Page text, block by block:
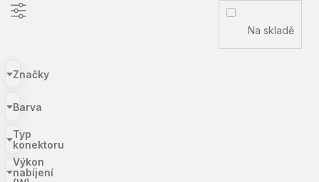
Na skladě
Značky
Barva
Typ
konektoru
Výkon
nabíjení